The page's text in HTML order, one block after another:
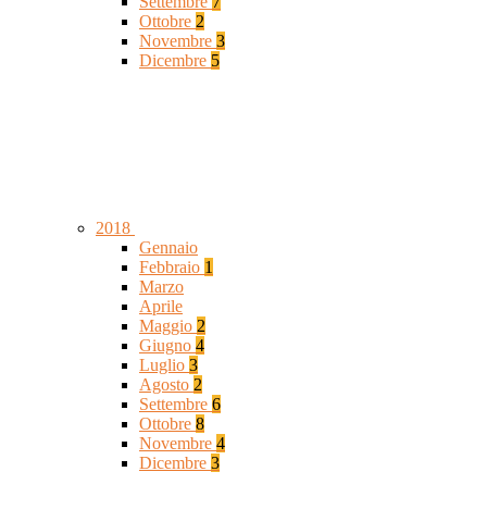
Ottobre 2
Novembre 3
Dicembre 5
2018
Gennaio
Febbraio 1
Marzo
Aprile
Maggio 2
Giugno 4
Luglio 3
Agosto 2
Settembre 6
Ottobre 8
Novembre 4
Dicembre 3